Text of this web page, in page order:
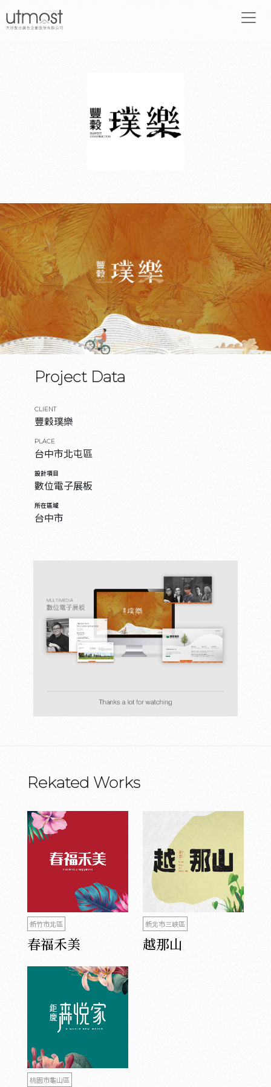
Project Data
CLIENT
豐穀璞樂
PLACE
台中市北屯區
設計項目
數位電子展板
所在區域
台中市
Rekated Works
新竹市北區
春福禾美
新北市三峽區
越那山
桃園市龜山區